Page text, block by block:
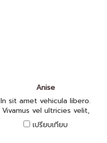
Anise
In sit amet vehicula libero.
Vivamus vel ultricies velit,
sed fringilla elit.
เปรียบเทียบ